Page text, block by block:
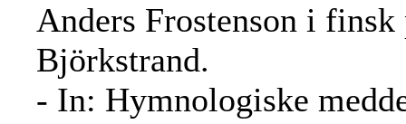
Anders Frostenson i
Björkstrand.
- In: Hymnologiske